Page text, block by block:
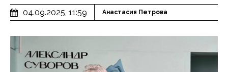
04.09.2025, 11:59 Анастасия Петрова